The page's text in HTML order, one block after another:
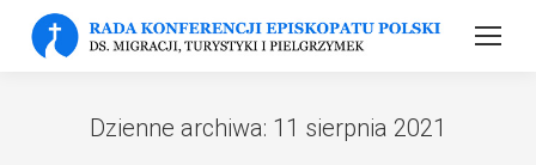
Dzienne archiwa: 11 sierpnia 2021